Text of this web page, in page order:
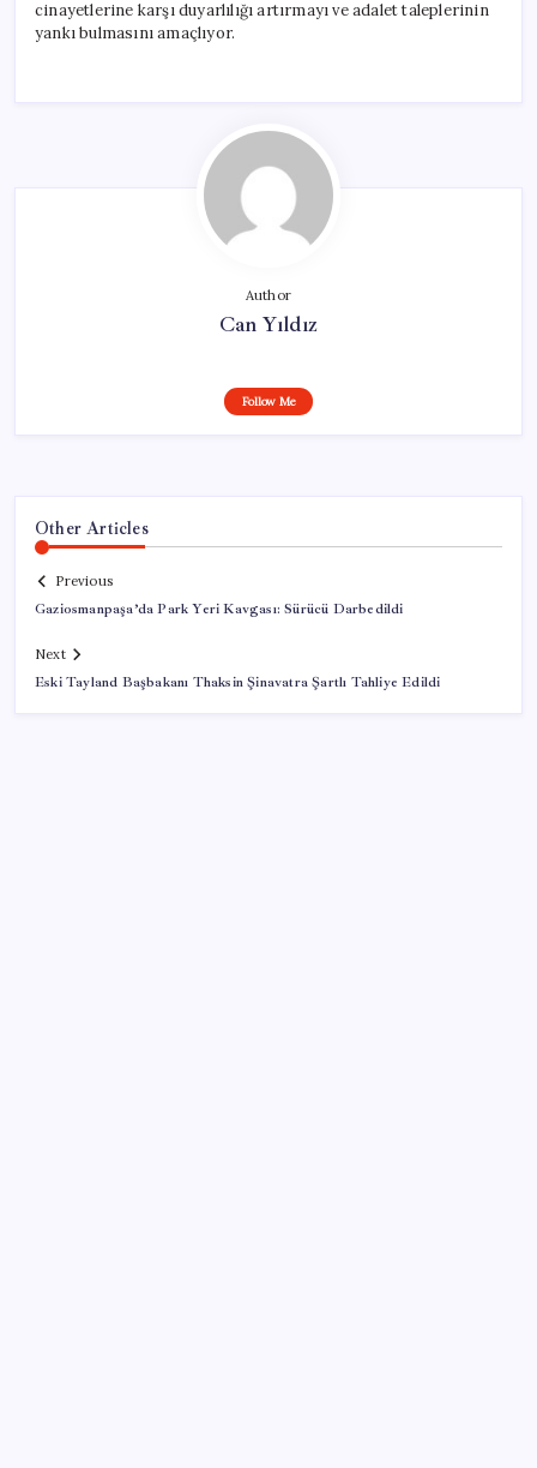
cinayetlerine karşı duyarlılığı artırmayı ve adalet taleplerinin
yankı bulmasını amaçlıyor.
Author
Can Yıldız
Follow Me
Other Articles
Previous
Gaziosmanpaşa’da Park Yeri Kavgası: Sürücü Darbedildi
Next
Eski Tayland Başbakanı Thaksin Şinavatra Şartlı Tahliye Edildi